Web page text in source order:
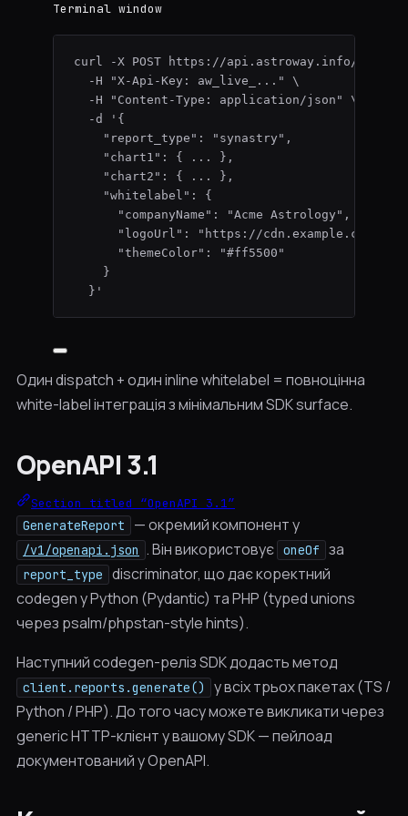
Terminal window
curl -X POST
https://api.astroway.info/v1/
-H
"X-Api-Key: aw_live_... "
\
-H
" Content-Type: application/json "
\
-d
' {
"report_type": "synastry",
"chart1": { ... },
"chart2": { ... },
"whitelabel": {
"companyName": "Acme Astrology",
"logoUrl": "https://cdn.example.com/
"themeColor": "#ff5500"
}
} '
Один dispatch + один inline whitelabel = повноцінна
white-label інтеграція з мінімальним SDK surface.
OpenAPI 3.1
Section titled “OpenAPI 3.1”
GenerateReport — окремий компонент у
/v1/openapi.json . Він використовує oneOf за
report_type
discriminator, що дає коректний
codegen у Python (Pydantic) та PHP (typed unions
через psalm/phpstan-style hints).
Наступний codegen-реліз SDK додасть метод
client.reports.generate()
у всіх трьох пакетах (TS /
Python / PHP). До того часу можете викликати через
generic HTTP-клієнт у вашому SDK — пейлоад
документований у OpenAPI.